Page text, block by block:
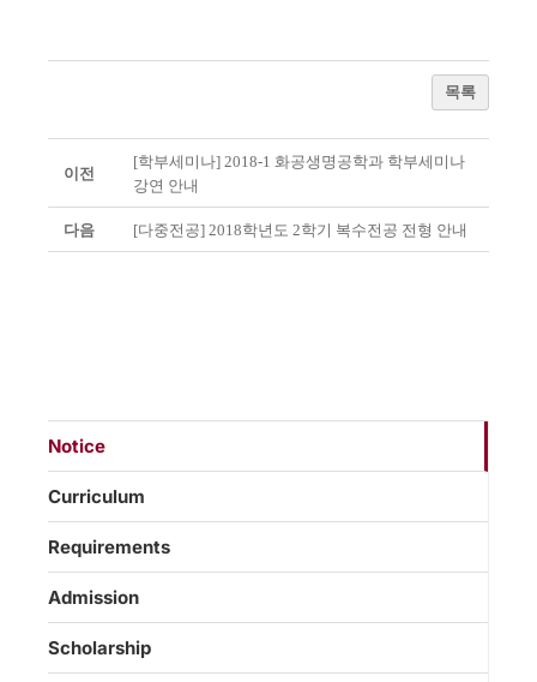
목록
이전
[학부세미나] 2018-1 화공생명공학과 학부세미나
강연 안내
다음 [다중전공] 2018학년도 2학기 복수전공 전형 안내
Notice
Curriculum
Requirements
Admission
Scholarship